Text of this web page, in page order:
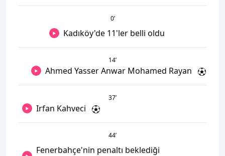
0’
Kadıköy'de 11'ler belli oldu
14’
Ahmed Yasser Anwar Mohamed Rayan
37’
Irfan Kahveci
44’
Fenerbahçe'nin penaltı beklediği